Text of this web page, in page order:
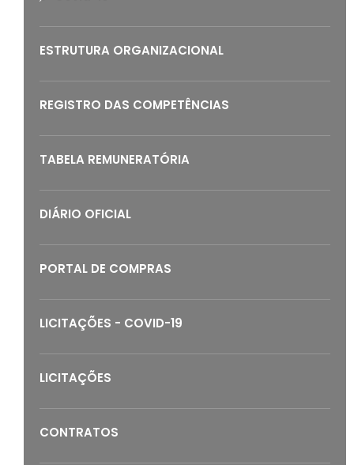
ESTRUTURA ORGANIZACIONAL
REGISTRO DAS COMPETÊNCIAS
TABELA REMUNERATÓRIA
DIÁRIO OFICIAL
PORTAL DE COMPRAS
LICITAÇÕES - COVID-19
LICITAÇÕES
CONTRATOS